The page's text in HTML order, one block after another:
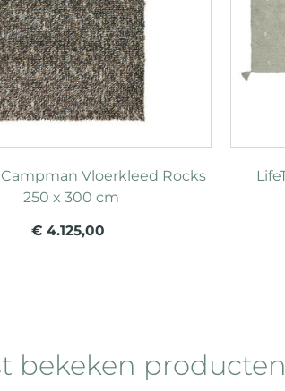
Vloerkleed Rocks
250 x 300 cm
€ 4.125,00
bekeken producten